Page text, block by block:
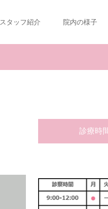
スタッフ紹介 院内の様子
診療時間